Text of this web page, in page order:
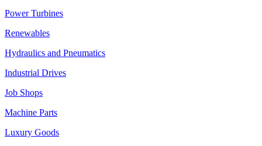
Power Turbines
Renewables
Hydraulics and Pneumatics
Industrial Drives
Job Shops
Machine Parts
Luxury Goods